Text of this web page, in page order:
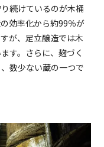
続けているのが木桶
効率化から約99％が
が、足立醸造では木
す。さらに、麹づく
数少ない蔵の一つで